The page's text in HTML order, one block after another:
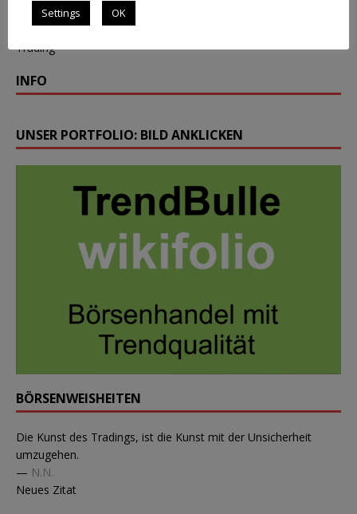
Trading
INFO
UNSER PORTFOLIO: BILD ANKLICKEN
BÖRSENWEISHEITEN
Die Kunst des Tradings, ist die Kunst mit der Unsicherheit
umzugehen.
— N.N.
Neues Zitat
Settings OK